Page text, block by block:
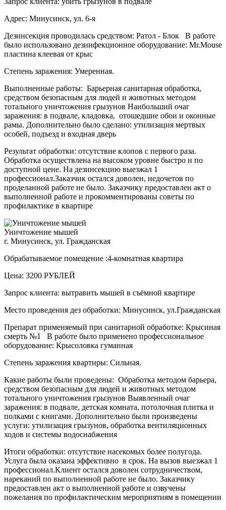
Адрес: Минусинск, ул. 6-я
Дезинсекция проводилась средством: Ратол - Блок В работе
было использовано дезинфекционное оборудование: Mr.Mouse
пластина клеевая от крыс
Степень заражения: Умеренная.
Выполненные работы: Барьерная санитарная обработка,
средством безопасным для людей и животных методом
тотального уничтожения грызунов Наибольший очаг
заражения: в подвале, кладовка, отошедшие обои и оконные
рамы. Дополнительно было сделано: утилизация мертвых
особей, подъезд и входная дверь
Результат обработки: отсутствие клопов с первого раза.
Обработка осуществлена на высоком уровне быстро и по
доступной цене. На дезинсекцию выезжал 1
профессионал.Заказчик остался доволен, недочетов по
проделанной работе не было. Заказчику предоставлен акт о
выполненной работе и прокомментированы советы по
профилактике в квартире
Уничтожение мышей
г. Минусинск, ул. Гражданская
Обрабатываемое помещение :4-комнатная квартира
Цена: 3200 РУБЛЕЙ
Запрос клиента: вытравить мышей в съёмной квартире
Место проведения дез обработки: Минусинск, ул.Гражданская
Препарат применяемый при санитарной обработке: Крысиная
смерть №1 В работе было применено профессиональное
оборудование: Крысоловка гуманная
Степень заражения квартиры: Сильная.
Какие работы были проведены: Обработка методом барьера,
средством безопасным для людей и животных методом
тотального уничтожения грызунов Выявленный очаг
заражения: в подвале, детская комната, потолочная плитка и
полками с книгами. Дополнительно были произведены
услуги: утилизация грызунов, обработка вентиляционных
ходов и системы водоснабжения
Итоги обработки: отсутствие насекомых более полугода.
Услуга была оказана эффективно в срок. На вызов выезжал 1
профессионал.Клиент остался доволен сотрудничеством,
нареканий по выполненной работе не было. Заказчику
предоставлен акт о выполненной работе и озвучены
пожелания по профилактическим мероприятиям в помещении